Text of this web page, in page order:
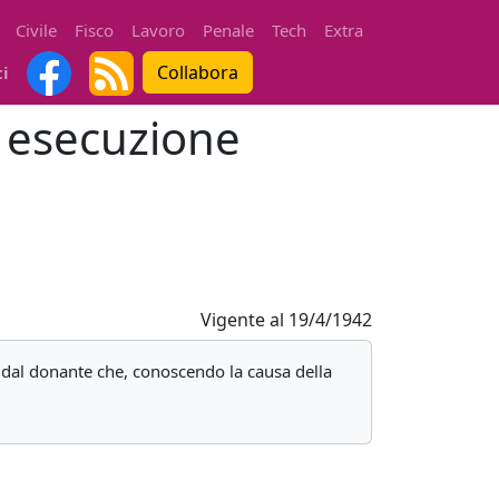
Civile Fisco Lavoro Penale Tech
Extra
Collabora
Vigente al 19/4/1942
donante che, conoscendo la causa della